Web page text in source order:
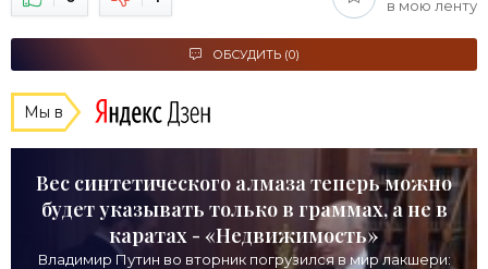
в мою ленту
ОБСУДИТЬ (0)
Мы в
Вес синтетического алмаза теперь можно
будет указывать только в граммах, а не в
каратах - «Недвижимость»
Владимир Путин во вторник погрузился в мир лакшери: